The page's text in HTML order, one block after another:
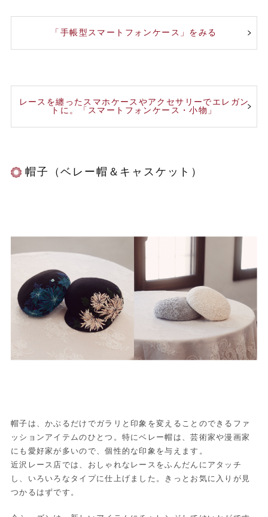
「手帳型スマートフォンケース」をみる
レースを纏ったスマホケースやアクセサリーでエレガン
トに。「スマートフォンケース・小物」
帽子（ベレー帽＆キャスケット）
帽子は、かぶるだけでガラリと印象を変えることのできるファ
ッションアイテムのひとつ。特にベレー帽は、芸術家や漫画家
にも愛好家が多いので、個性的な印象を与えます。
近沢レース店では、おしゃれなレースをふんだんにアタッチ
し、いろいろなタイプに仕上げました。きっとお気に入りが見
つかるはずです。